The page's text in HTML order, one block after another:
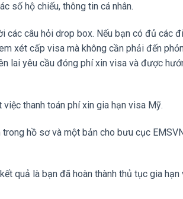
số hộ chiếu, thông tin cá nhân.
câu hỏi drop box. Nếu bạn có đủ các
xét cấp visa mà không cần phải đến
lai yêu cầu đóng phí xin visa và được
thanh toán phí xin gia hạn visa Mỹ.
hồ sơ và một bản cho bưu cục
quả là bạn đã hoàn thành thủ tục gia hạn